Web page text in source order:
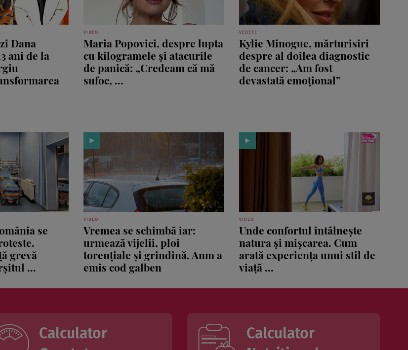
Dana
ani de la
VIDEO
Maria Popovici, despre lupta
cu kilogramele și atacurile
de panică: „Credeam că mă
sufoc, ...
VEDETE
Kylie Minogue, mărturisiri
despre al doilea diagnostic
de cancer: „Am fost
devastată emoțional”
se
grevă
...
VIDEO
Vremea se schimbă iar:
urmează vijelii, ploi
torențiale și grindină. Anm a
emis cod galben
VIDEO
Unde confortul întâlnește
natura și mișcarea. Cum
arată experiența unui stil de
viață ...
Calculator
Calculator